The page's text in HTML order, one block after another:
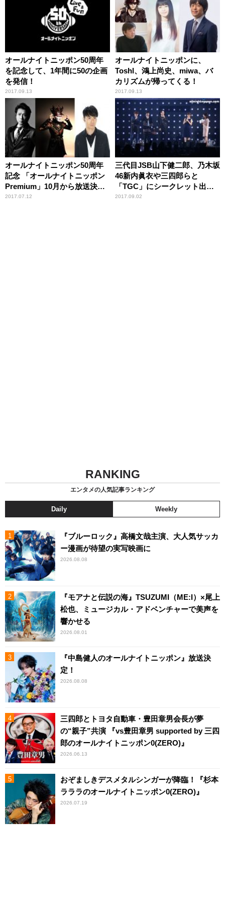
オールナイトニッポン50周年
を記念して、1年間に50の企画
を発信！
2017.09.13
オールナイトニッポンに、
Toshl、鴻上尚史、miwa、バ
カリズムが帰ってくる！
2017.09.13
オールナイトニッポン50周年
記念 「オールナイトニッポン
Premium」10月から放送決
定！パーソナリティは、綾小
2017.07.12
三代目JSB山下健二郎、乃木坂
46新内眞衣や三四郎らと
「TGC」にシークレット出
演！
2017.09.02
RANKING
エンタメの人気記事ランキング
Daily Weekly
『ブルーロック』高橋文哉主演、大人気サッカ
ー漫画が待望の実写映画に
2026.08.08
『モアナと伝説の海』TSUZUMI（ME:I）×尾上
松也、ミュージカル・アドベンチャーで美声を
響かせる
2026.08.01
『中島健人のオールナイトニッポン』放送決
定！
2026.08.08
三四郎とトヨタ自動車・豊田章男会長が夢
の“親子”共演 『vs豊田章男 supported by 三四
郎のオールナイトニッポン0(ZERO)』
2026.06.13
おぞましきデスメタルシンガーが降臨！『杉本
ラララのオールナイトニッポン0(ZERO)』
2026.07.19